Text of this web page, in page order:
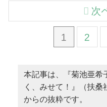
1 2
次
本記事は、『菊池亜希
く、みせて！』（扶桑
からの抜粋です。